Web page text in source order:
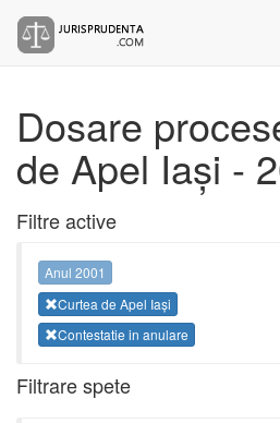
Dosare
de Apel Iași -
Filtre active
Anul 2001
Curtea de Apel Iași
Contestatie in anulare
Filtrare spete